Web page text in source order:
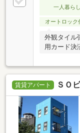
一人暮らし
オートロック
外観タイル
用カード決
賃貸アパート ＳＯ